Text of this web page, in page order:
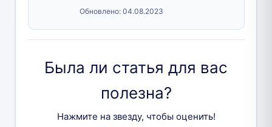
Обновлено: 04.08.2023
Была ли статья для вас
полезна?
Нажмите на звезду, чтобы оценить!